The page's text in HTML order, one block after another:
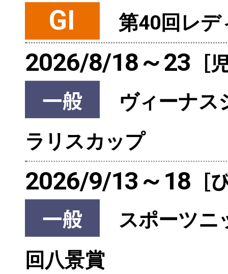
GI 第40回レデ
2026/8/18～23 ［
一般
ヴィーナ
ラリスカップ
2026/9/13～18
一般
スポーツ
回八景賞